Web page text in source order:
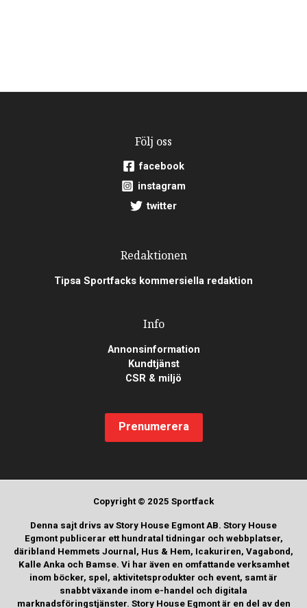
Följ oss
facebook
instagram
twitter
Redaktionen
Tipsa Sportfacks kommersiella redaktion
Info
Annonsinformation
Kundtjänst
CSR & miljö
Prenumerera
Copyright © 2025 Sportfack
Denna sajt drivs av Story House Egmont AB. Story House
Egmont publicerar ett hundratal tidningar och webbplatser,
däribland Hemmets Journal, Hus & Hem, Icakuriren, Vagabond,
Kalle Anka och Bamse. Vi har även en omfattande verksamhet
inom böcker, spel, aktivitetsprodukter och event, samt är
snabbt växande inom e-handel och digitala
marknadsföringstjänster. Story House Egmont är en del av den